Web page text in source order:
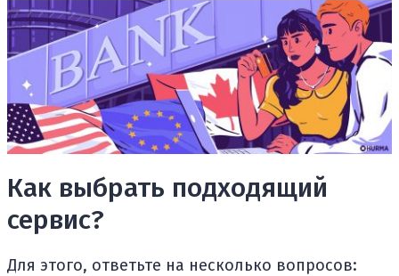
Как выбрать подходящий
сервис?
Для этого, ответьте на несколько вопросов: